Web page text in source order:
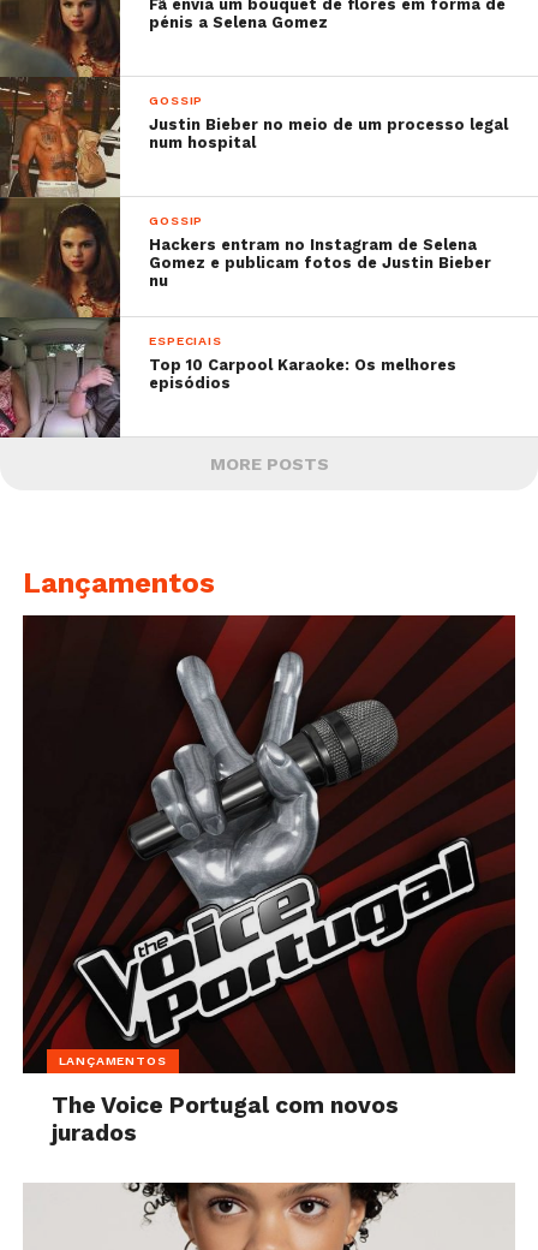
Fã envia um bouquet de flores em forma de
pénis a Selena Gomez
GOSSIP
Justin Bieber no meio de um processo legal
num hospital
GOSSIP
Hackers entram no Instagram de Selena
Gomez e publicam fotos de Justin Bieber
nu
ESPECIAIS
Top 10 Carpool Karaoke: Os melhores
episódios
MORE POSTS
Lançamentos
LANÇAMENTOS
The Voice Portugal com novos
jurados